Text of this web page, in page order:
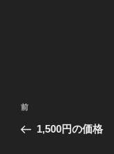
投
ナ
前
の
前
1,500円の価格